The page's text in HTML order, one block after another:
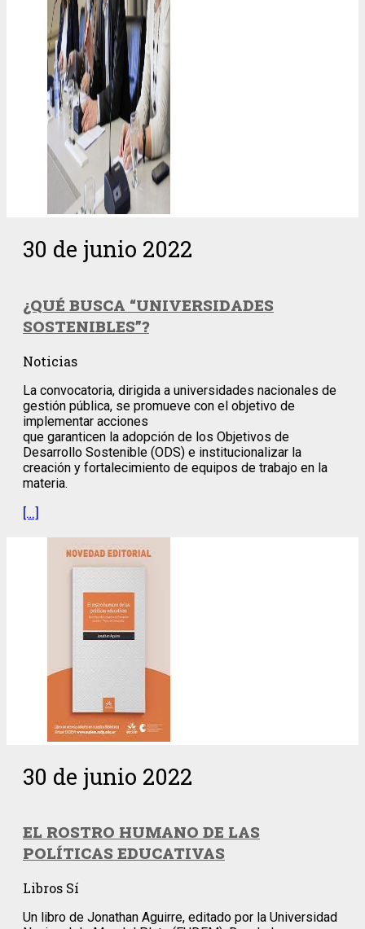
30 de junio 2022
¿QUÉ BUSCA “UNIVERSIDADES
SOSTENIBLES”?
Noticias
La convocatoria, dirigida a universidades nacionales de
gestión pública, se promueve con el objetivo de
implementar acciones
que garanticen la adopción de los Objetivos de
Desarrollo Sostenible (ODS) e institucionalizar la
creación y fortalecimiento de equipos de trabajo en la
materia.
[…]
30 de junio 2022
EL ROSTRO HUMANO DE LAS
POLÍTICAS EDUCATIVAS
Libros Sí
Un libro de Jonathan Aguirre, editado por la Universidad